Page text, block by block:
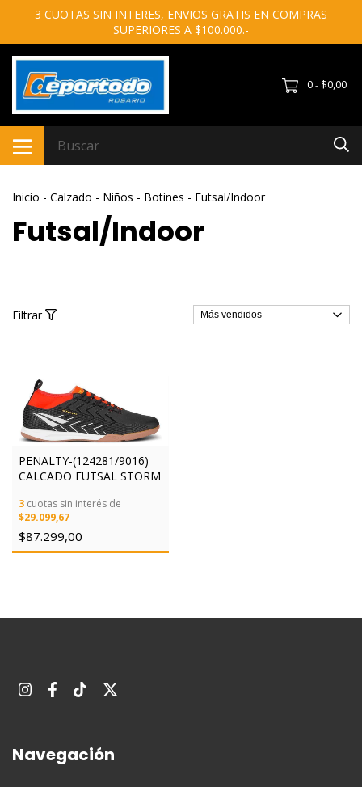
3 CUOTAS SIN INTERES, ENVIOS GRATIS EN COMPRAS
SUPERIORES A $100.000.-
0 - $0,00
Inicio - Calzado - Niños - Botines - Futsal/Indoor
Futsal/Indoor
Filtrar
PENALTY-(124281/9016)
CALCADO FUTSAL STORM
3 cuotas sin interés de
$29.099,67
$87.299,00
Navegación